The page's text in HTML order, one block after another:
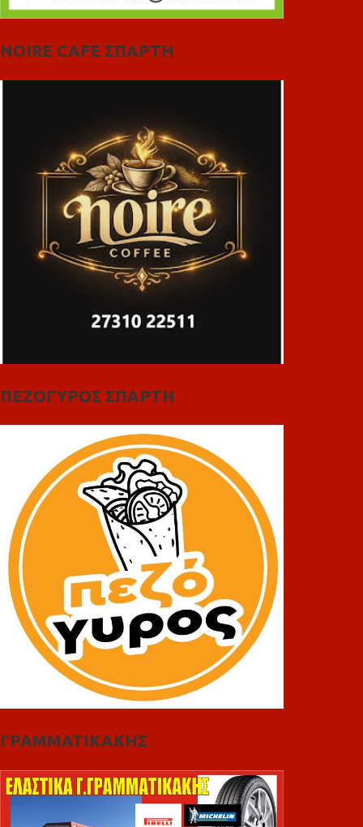
NOIRE CAFE ΣΠΑΡΤΗ
ΠΕΖΟΓΥΡΟΣ ΣΠΑΡΤΗ
ΓΡΑΜΜΑΤΙΚΑΚΗΣ